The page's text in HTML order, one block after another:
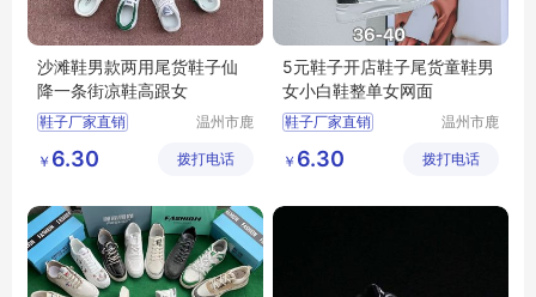
沙滩鞋男款两用尾货鞋子仙
降一条街凉鞋高跟女
鞋子厂家直销
地摊鞋子批发
底价鞋批发
温州市鹿
步鞋行
￥ 6.30 拨打电话
5元鞋子开店鞋子尾货童鞋男
女小白鞋整单女网面
鞋子厂家直销
地摊鞋子批发
底价鞋批发
温州市鹿
步鞋行
￥ 6.30 拨打电话